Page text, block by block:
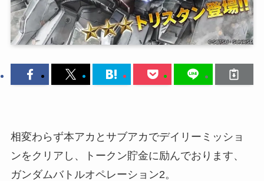
相変わらず本アカとサブアカでデイリーミッショ
ンをクリアし、トークン貯金に励んでおります、
ガンダムバトルオペレーション2。